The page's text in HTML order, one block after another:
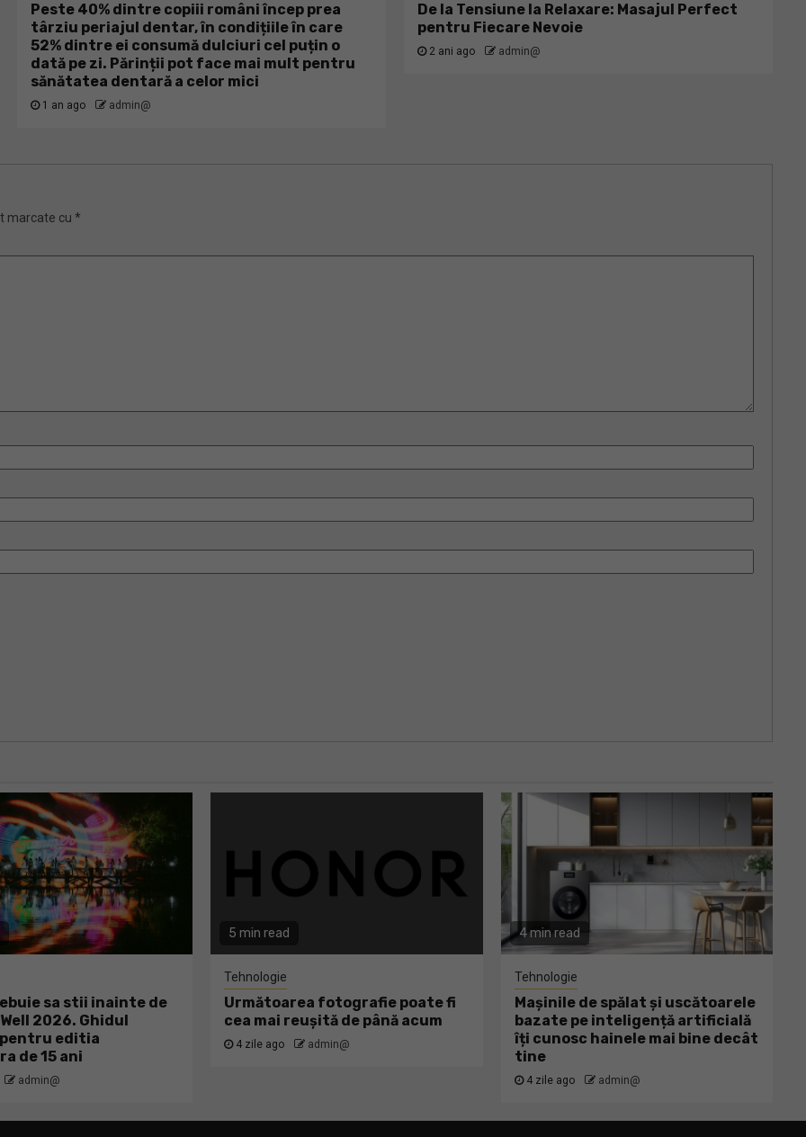
Peste 40% dintre copiii români încep prea
târziu periajul dentar, în condițiile în care
52% dintre ei consumă dulciuri cel puțin o
dată pe zi. Părinții pot face mai mult pentru
sănătatea dentară a celor mici
1 an ago admin@
De la Tensiune la Relaxare: Masajul Perfect
pentru Fiecare Nevoie
2 ani ago admin@
marcate cu *
sa stii inainte de
2026. Ghidul
editia
de 15 ani
admin@
5 min read
Tehnologie
Următoarea fotografie poate fi
cea mai reușită de până acum
4 zile ago admin@
4 min read
Tehnologie
Mașinile de spălat și uscătoarele
bazate pe inteligență artificială
îți cunosc hainele mai bine decât
tine
4 zile ago admin@